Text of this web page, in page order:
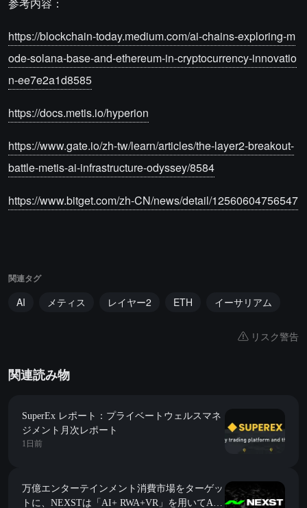
https://blockchain-today.medium.com/ai-chains-exploring-m
ode-solana-base-and-ethereum-in-cryptocurrency-innovatio
n-ee7e2a1d8585
https://docs.metis.io/hyperion
https://www.gate.io/zh-tw/learn/articles/the-layer2-breakout-
battle-metis-ai-infrastructure-odyssey/8584
https://www.bitget.com/zh-CN/news/detail/12560604756547
関連タグ
AI メティス レイヤー2 ETH イーサリアム
リスク警告
関連読み物
SuperEx レポート：プライベートウェルスマネ
ジメント月次レポート
1日前
万億エンターテインメント消費市場をターゲッ
トに、NEXSTは「AI+ RWA+VR」を用いてAI